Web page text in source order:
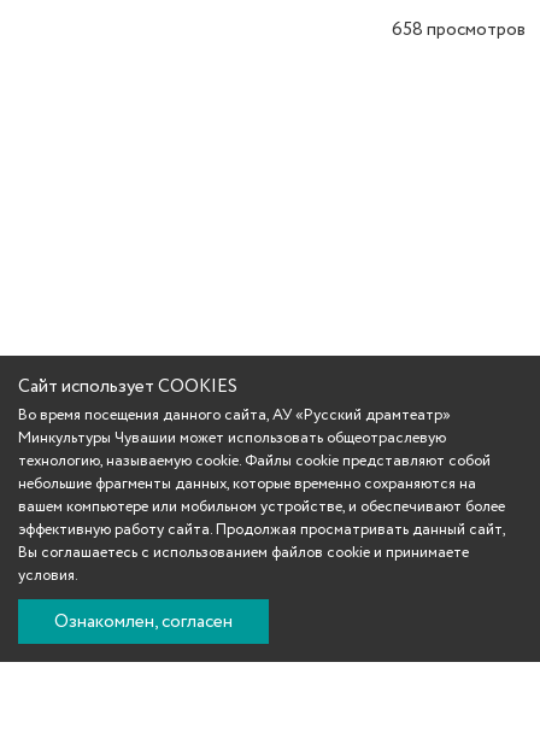
658просмотров
Сайт использует COOKIES
Во время посещения данного сайта, АУ «Русский драмтеатр»
Минкультуры Чувашии может использовать общеотраслевую
технологию, называемую cookie. Файлы cookie представляют собой
небольшие фрагменты данных, которые временно сохраняются на
вашем компьютере или мобильном устройстве, и обеспечивают более
эффективную работу сайта. Продолжая просматривать данный сайт,
Вы соглашаетесь с использованием файлов cookie и принимаете
условия.
Ознакомлен, согласен